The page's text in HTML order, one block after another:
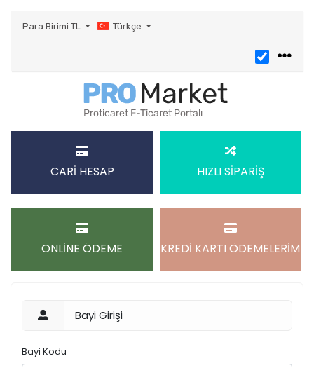
Para Birimi TL Türkçe
CARİ HESAP HIZLI SİPARİŞ
ONLİNE ÖDEME KREDİ KARTI ÖDEMELERİM
Bayi Girişi
Bayi Kodu